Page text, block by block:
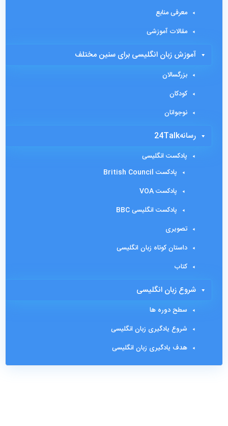
معرفی منابع
مقالات آموزشی
آموزش زبان انگلیسی برای سنین مختلف
بزرگسالان
کودکان
نوجوانان
رسانه24Talk
پادکست انگلیسی
پادکست British Council
پادکست VOA
پادکست انگلیسی BBC
تصویری
داستان کوتاه زبان انگلیسی
کتاب
شروع زبان انگلیسی
سطح دوره ها
شروع یادگیری زبان انگلیسی
هدف یادگیری زبان انگلیسی